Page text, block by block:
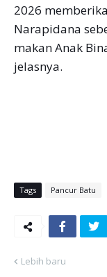
2026
Narapidana
makan Anak
jelasnya.
Tags Pancur Batu
Lebih baru